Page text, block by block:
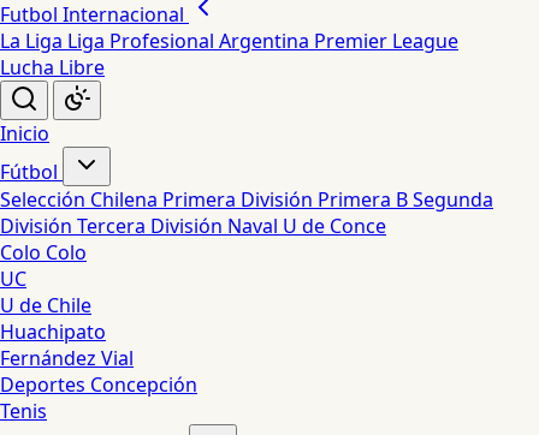
Futbol Internacional
La Liga Liga Profesional Argentina Premier League
Lucha Libre
Inicio
Fútbol
Selección Chilena Primera División Primera BSegunda
División Tercera División Naval U de Conce
Colo Colo
UC
U de Chile
Huachipato
Fernández Vial
Deportes Concepción
Tenis